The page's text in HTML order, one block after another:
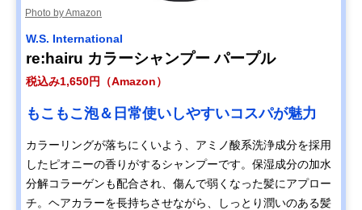
Photo by Amazon
W.S. International
re:hairu カラーシャンプー パープル
税込み1,650円（Amazon）
もこもこ泡＆日常使いしやすいコスパが魅力
カラーリングが落ちにくいよう、アミノ酸系洗浄成分を採用
したピオニーの香りがするシャンプーです。保湿成分の加水
分解コラーゲンも配合され、傷んで弱くなった髪にアプロー
チ。ヘアカラーを長持ちさせながら、しっとり潤いのある髪